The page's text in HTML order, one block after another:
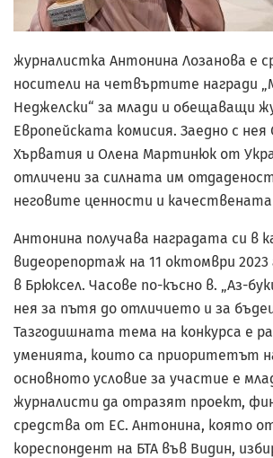
журналистка Антонина Лозанова е
носители на четвъртите награди
Неджелски“ за млади и обещаващи
Европейската комисия. Заедно с
Хърватия и Олена Мартинюк от
отличени за силната им
неговите ценности и
Антонина получава наг­радата си в
видеорепортаж на 11 октомври 2023
в Брюксел. Часове по-късно в. „Аз-
нея за пътя до отличието и за
Тазгодишната тема на конкурса е
уменията, които са приоритетът на
основното условие за участие е
журналисти да отразят проект,
средства от ЕС. Антонина, която
кореспондент на БТА във Видин,